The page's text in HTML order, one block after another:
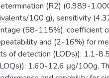
(R2) (0.989-
100 g), sensitivity
(58-115%), coefficient
and (2-16%) for
of detection (LODs)): 1.1-
1.60-12.6 μg/100g.